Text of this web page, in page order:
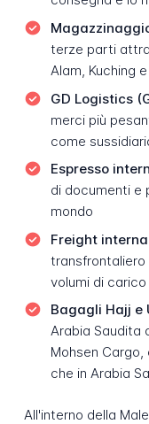
terze parti
Alam, Kuching
GD Logistics
merci più
come
Espresso
di documenti e
mondo
Freight
volumi di
Bagagli Hajj e
Arabia Saudita
Mohsen
che in Arabia
All'interno della